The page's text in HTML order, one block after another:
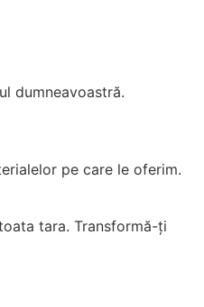
dumneavoastră.
pe care le oferim.
tara. Transformă-ți